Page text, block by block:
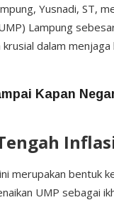
Yusnadi, ST,
Lampung
dalam
Kapan
merupakan bentuk
UMP sebagai